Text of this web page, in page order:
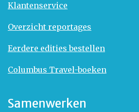
Klantenservice
Overzicht reportages
Eerdere edities bestellen
Columbus Travel-boeken
Samenwerken